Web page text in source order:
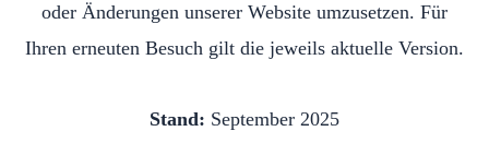
oder Änderungen unserer Website umzusetzen. Für
Ihren erneuten Besuch gilt die jeweils aktuelle Version.
Stand: September 2025